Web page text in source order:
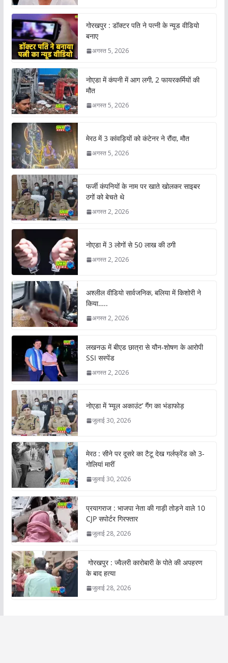
गोरखपुर : डॉक्टर पति ने पत्नी के न्यूड वीडियो
बनाए
अगस्त 5, 2026
नोएडा में कंपनी में आग लगी, 2 फायरकर्मियों की
मौत
अगस्त 5, 2026
मेरठ में 3 कांवड़ियों को कंटेनर ने रौंदा, मौत
अगस्त 5, 2026
फर्जी कंपनियों के नाम पर खाते खोलकर साइबर
ठगों को बेचते थे
अगस्त 2, 2026
नोएडा में 3 लोगों से 50 लाख की ठगी
अगस्त 2, 2026
अश्लील वीडियो सार्वजनिक, बलिया में किशोरी ने
किया…..
अगस्त 2, 2026
लखनऊ में बीएड छात्रा से यौन-शोषण के आरोपी
SSI सस्पेंड
अगस्त 2, 2026
नोएडा में ‘म्यूल अकाउंट’ गैंग का भंडाफोड़
जुलाई 30, 2026
मेरठ : सीने पर दूसरे का टैटू देख गर्लफ्रेंड को 3-
गोलियां मारीं
जुलाई 30, 2026
प्रयागराज : भाजपा नेता की गाड़ी तोड़ने वाले 10
CJP सपोर्टर गिरफ्तार
जुलाई 28, 2026
गोरखपुर : ज्वैलरी कारोबारी के पोते की अपहरण
के बाद हत्या
जुलाई 28, 2026